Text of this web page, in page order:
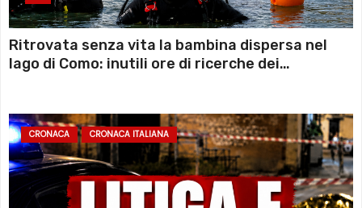
Ritrovata senza vita la bambina dispersa nel
lago di Como: inutili ore di ricerche dei
CRONACA CRONACA ITALIANA